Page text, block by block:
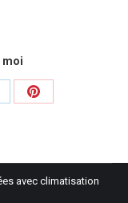
moi
Partager
avec climatisation